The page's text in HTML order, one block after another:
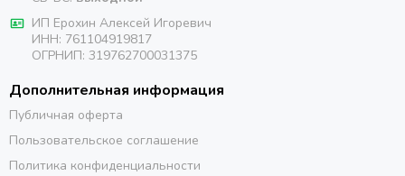
ИП Ерохин Алексей Игоревич
ИНН: 761104919817
ОГРНИП: 319762700031375
Дополнительная информация
Публичная оферта
Пользовательское соглашение
Политика конфиденциальности